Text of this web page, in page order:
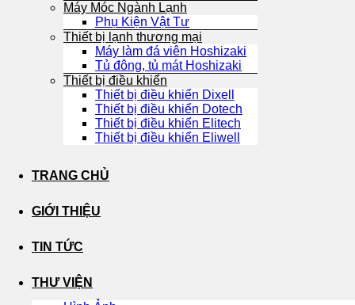
Máy Móc Ngành Lạnh
Phụ Kiện Vật Tư
Thiết bị lạnh thương mại
Máy làm đá viên Hoshizaki
Tủ đông, tủ mát Hoshizaki
Thiết bị điều khiển
Thiết bị điều khiển Dixell
Thiết bị điều khiển Dotech
Thiết bị điều khiển Elitech
Thiết bị điều khiển Eliwell
TRANG CHỦ
GIỚI THIỆU
TIN TỨC
THƯ VIỆN